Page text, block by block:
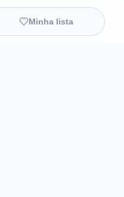
Minha lista